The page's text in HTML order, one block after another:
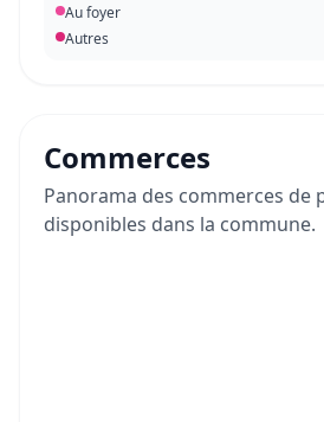
Au foyer
Autres
Commerces
Panorama des commerces de
disponibles dans la commune.